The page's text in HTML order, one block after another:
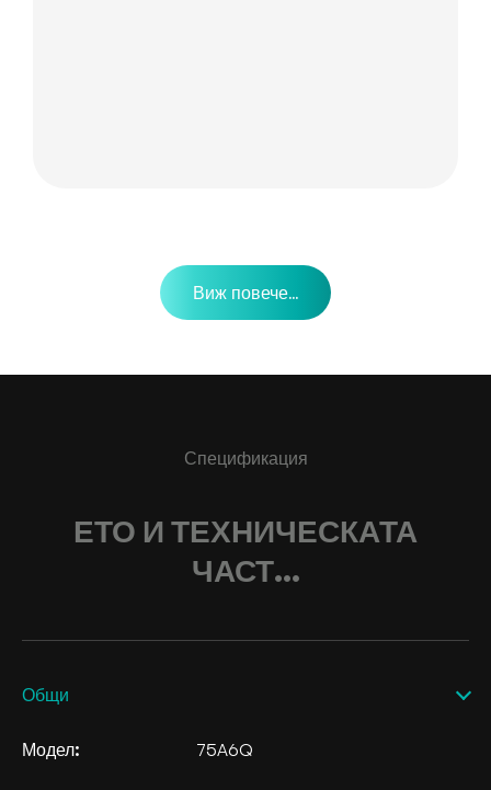
Виж повече...
Спецификация
ЕТО И ТЕХНИЧЕСКАТА
ЧАСТ...
Общи
Модел: 75A6Q